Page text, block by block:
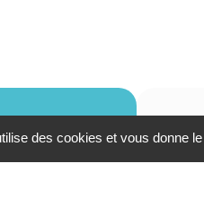
des cookies et vous donne